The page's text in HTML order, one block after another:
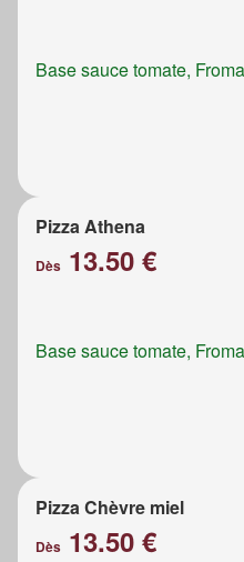
Base sauce tomate,
Pizza Athena
Dès 13.50 €
Base sauce tomate,
Pizza Chèvre miel
Dès 13.50 €